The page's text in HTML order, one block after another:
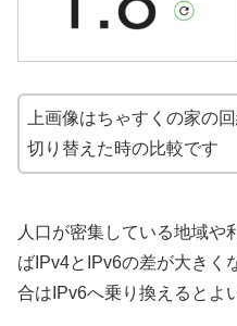
上画像はちゃすくの家の
切り替えた時の比較です
人口が密集している地域や
ばIPv4とIPv6の差が大きく
合はIPv6へ乗り換えるとよ